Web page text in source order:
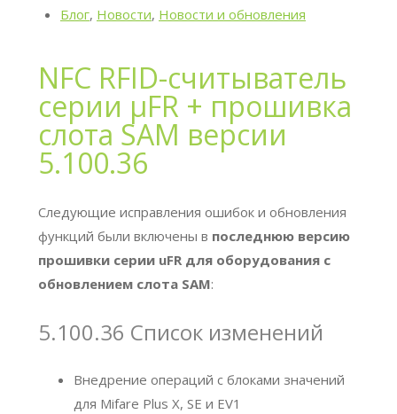
Блог, Новости, Новости и обновления
NFC RFID-считыватель
серии μFR + прошивка
слота SAM версии
5.100.36
Следующие исправления ошибок и обновления
функций были включены в последнюю версию
прошивки серии uFR для оборудования с
обновлением слота SAM:
5.100.36 Список изменений
Внедрение операций с блоками значений
для Mifare Plus X, SE и EV1